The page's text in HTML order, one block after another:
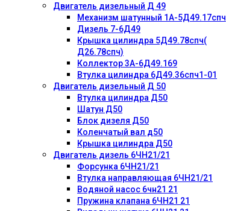
Двигатель дизельный Д 49
Механизм шатунный 1А-5Д49.17спч
Дизель 7-6Д49
Крышка цилиндра 5Д49.78спч(
Д26.78спч)
Коллектор 3А-6Д49.169
Втулка цилиндра 6Д49.36спч1-01
Двигатель дизельный Д 50
Втулка цилиндра Д50
Шатун Д50
Блок дизеля Д50
Коленчатый вал д50
Крышка цилиндра Д50
Двигатель дизель 6ЧН21/21
Форсунка 6ЧН21/21
Втулка направляющая 6ЧН21/21
Водяной насос 6чн21 21
Пружина клапана 6ЧН21 21